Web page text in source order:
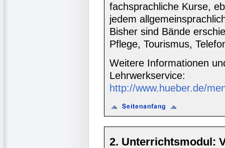
fachsprachliche Kurse,
jedem
Bisher sind Bände
Pflege, Tourismus,
Weitere Informationen
Lehrwerkservice:
http://www.hueber.de/
2. Unterrichtsmodul: